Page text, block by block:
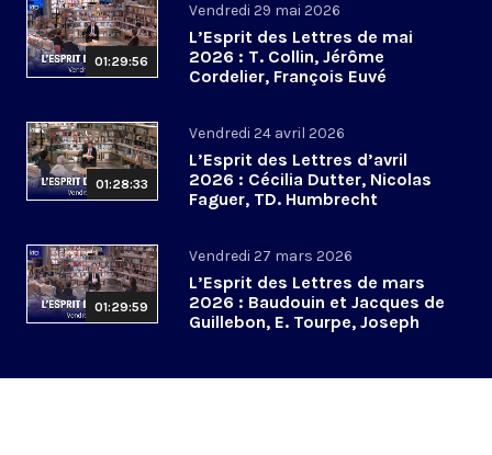
01:29:56
Vendredi 29 mai 2026
L’Esprit des Lettres de mai
2026 : T. Collin, Jérôme
Cordelier, François Euvé
01:28:33
Vendredi 24 avril 2026
L’Esprit des Lettres d’avril
2026 : Cécilia Dutter, Nicolas
Faguer, TD. Humbrecht
01:29:59
Vendredi 27 mars 2026
L’Esprit des Lettres de mars
2026 : Baudouin et Jacques de
Guillebon, E. Tourpe, Joseph